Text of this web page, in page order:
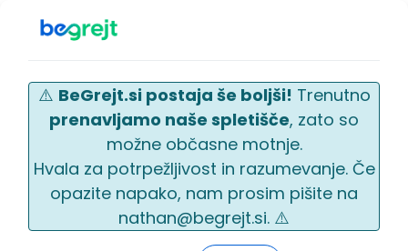
⚠️ BeGrejt.si postaja še boljši! Trenutno
prenavljamo naše spletišče, zato so
možne občasne motnje.
Hvala za potrpežljivost in razumevanje. Če
opazite napako, nam prosim pišite na
nathan@begrejt.si. ⚠️